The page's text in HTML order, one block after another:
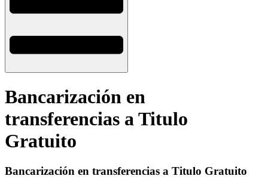
Bancarización en
transferencias a Titulo
Gratuito
Bancarización en transferencias a Titulo Gratuito